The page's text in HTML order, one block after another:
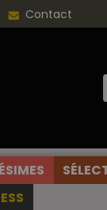
Contact